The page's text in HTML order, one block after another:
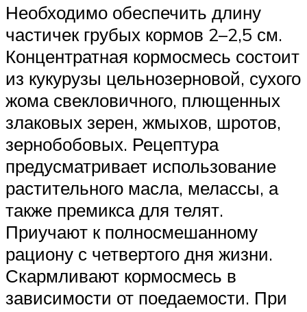
Необходимо обеспечить длину
частичек грубых кормов 2–2,5 см.
Концентратная кормосмесь состоит
из кукурузы цельнозерновой, сухого
жома свекловичного, плющенных
злаковых зерен, жмыхов, шротов,
зернобобовых. Рецептура
предусматривает использование
растительного масла, мелассы, а
также премикса для телят.
Приучают к полносмешанному
рациону с четвертого дня жизни.
Скармливают кормосмесь в
зависимости от поедаемости. При